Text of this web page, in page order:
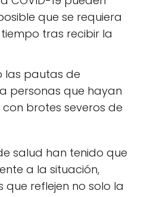
que se requiera
tras recibir la
las pautas de
personas que hayan
brotes severos de
salud han tenido que
a la situación,
reflejen no solo la